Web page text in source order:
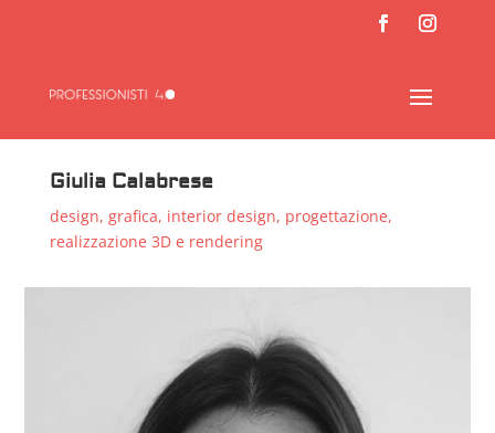
Giulia Calabrese
design, grafica, interior design, progettazione,
realizzazione 3D e rendering